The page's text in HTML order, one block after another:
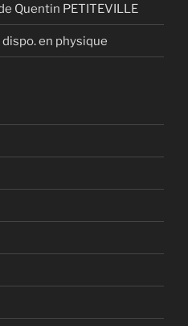
Quentin PETITEVILLE
dispo. en physique